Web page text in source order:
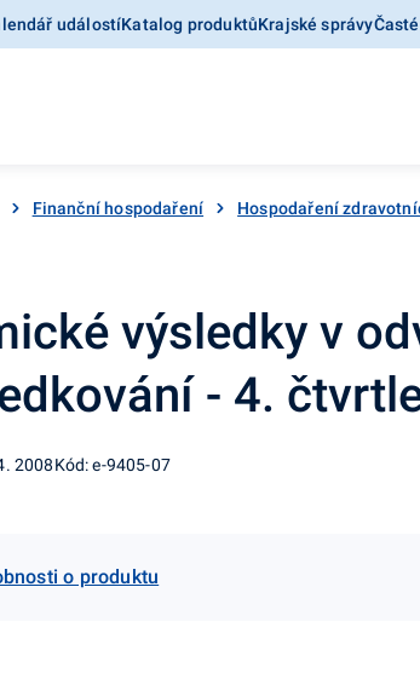
událostíKatalog produktůKrajské správy
Finanční hospodaření Hospodaření
výsledky v
- 4.
2008Kód: e-9405-07
o produktu